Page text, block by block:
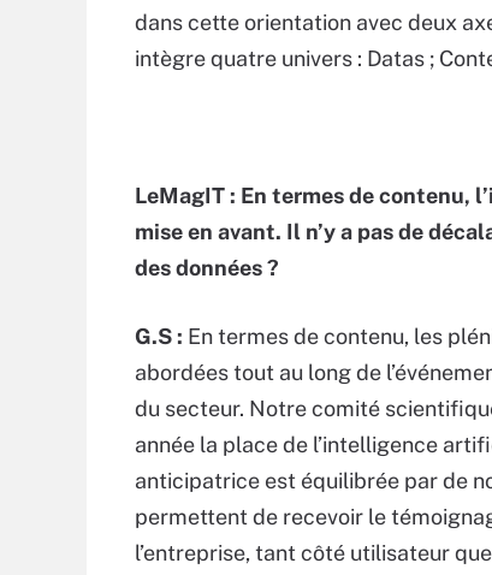
dans cette orientation avec deux
intègre quatre univers : Datas ;
LeMagIT : En termes de
mise en avant. Il n’y a pas de
des données ?
G.S : En termes de contenu, les
abordées tout au long de
du secteur. Notre comité
année la place de l’intelligence
anticipatrice est équilibrée par de
permettent de recevoir le
l’entreprise, tant côté utilisateur